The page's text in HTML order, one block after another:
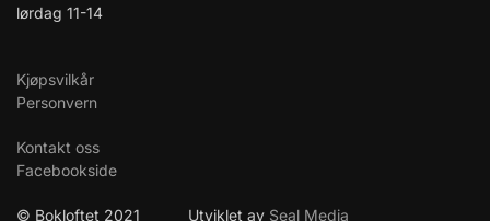
lørdag 11-14
Kjøpsvilkår
Personvern
Kontakt oss
Facebookside
© Bokloftet 2021 Utviklet av Seal Media